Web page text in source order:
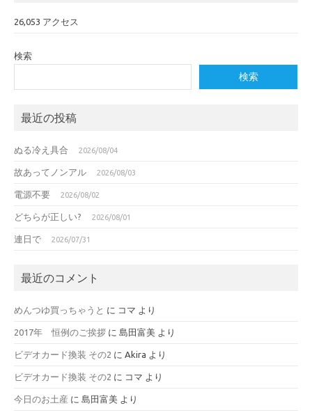
26,053 アクセス
検索
検索
最近の投稿
ぬる冷え具合 2026/08/04
故あってノンアル 2026/08/03
電源不要 2026/08/02
どちらが正しい? 2026/08/01
連日で 2026/07/31
最近のコメント
めんつゆ買っちゃうと に コマ より
2017年 恒例のご挨拶 に 島田富美 より
ビデオカード換装 その2 に Akira より
ビデオカード換装 その2 に コマ より
今日のお土産 に 島田富美 より